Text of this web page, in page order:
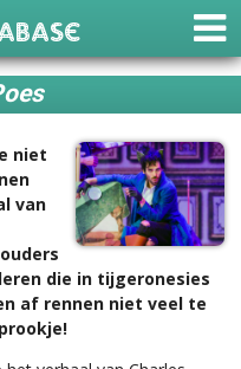
niet
van
die in tijgeronesies
af rennen niet veel te